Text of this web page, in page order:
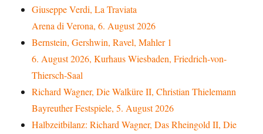
Giuseppe Verdi, La Traviata
Arena di Verona, 6. August 2026
Bernstein, Gershwin, Ravel, Mahler 1
6. August 2026, Kurhaus Wiesbaden, Friedrich-von-
Thiersch-Saal
Richard Wagner, Die Walküre II, Christian Thielemann
Bayreuther Festspiele, 5. August 2026
Halbzeitbilanz: Richard Wagner, Das Rheingold II, Die